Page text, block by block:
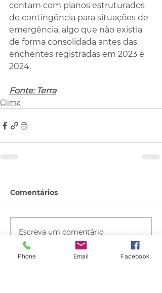
contam com planos estruturados
de contingência para situações de
emergência, algo que não existia
de forma consolidada antes das
enchentes registradas em 2023 e
2024.
Fonte: Terra
Clima
Comentários
Escreva um comentário
Phone Email Facebook